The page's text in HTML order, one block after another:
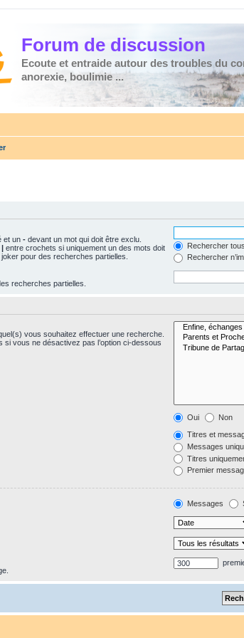
Forum de discussion
Ecoute et entraide autour des troubles du
anorexie, boulimie ...
et un - devant un mot qui doit être exclu.
| entre crochets si uniquement un des mots doit
pour des recherches partielles.
Rechercher
Rechercher
recherches partielles.
vous souhaitez effectuer une recherche.
si vous ne désactivez pas l’option ci-dessous
Oui Non
Titres et
Messages
Titres
Premier
Messages